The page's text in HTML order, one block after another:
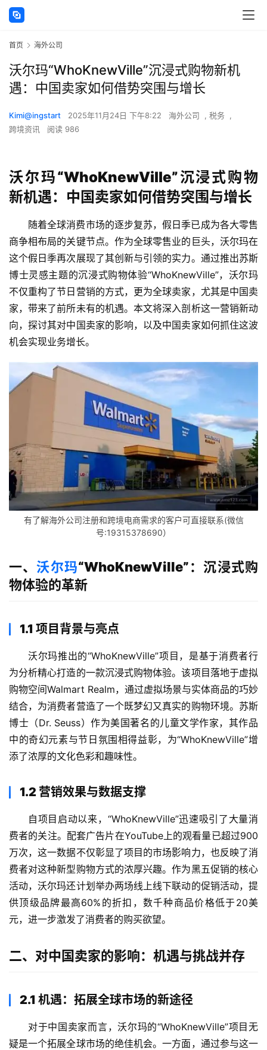
首页 海外公司
沃尔玛“WhoKnewVille”沉浸式购物新机
遇：中国卖家如何借势突围与增长
Kimi@ingstart 2025年11月24日 下午8:22 海外公司 , 税务 ,
跨境资讯
阅读 986
沃尔玛“WhoKnewVille”沉浸式购物
新机遇：中国卖家如何借势突围与增长
随着全球消费市场的逐步复苏，假日季已成为各大零售
商争相布局的关键节点。作为全球零售业的巨头，沃尔玛在
这个假日季再次展现了其创新与引领的实力。通过推出苏斯
博士灵感主题的沉浸式购物体验“WhoKnewVille”，沃尔玛
不仅重构了节日营销的方式，更为全球卖家，尤其是中国卖
家，带来了前所未有的机遇。本文将深入剖析这一营销新动
向，探讨其对中国卖家的影响，以及中国卖家如何抓住这波
机会实现业务增长。
有了解海外公司注册和跨境电商需求的客户可直接联系(微信
号:19315378690）
一、沃尔玛“WhoKnewVille”：沉浸式购
物体验的革新
1.1 项目背景与亮点
沃尔玛推出的“WhoKnewVille”项目，是基于消费者行
为分析精心打造的一款沉浸式购物体验。该项目落地于虚拟
购物空间Walmart Realm，通过虚拟场景与实体商品的巧妙
结合，为消费者营造了一个既梦幻又真实的购物环境。苏斯
博士（Dr. Seuss）作为美国著名的儿童文学作家，其作品
中的奇幻元素与节日氛围相得益彰，为“WhoKnewVille”增
添了浓厚的文化色彩和趣味性。
1.2 营销效果与数据支撑
自项目启动以来，“WhoKnewVille”迅速吸引了大量消
费者的关注。配套广告片在YouTube上的观看量已超过900
万次，这一数据不仅彰显了项目的市场影响力，也反映了消
费者对这种新型购物方式的浓厚兴趣。作为黑五促销的核心
活动，沃尔玛还计划举办两场线上线下联动的促销活动，提
供顶级品牌最高60%的折扣，数千种商品价格低于20美
元，进一步激发了消费者的购买欲望。
二、对中国卖家的影响：机遇与挑战并存
2.1 机遇：拓展全球市场的新途径
对于中国卖家而言，沃尔玛的“WhoKnewVille”项目无
疑是一个拓展全球市场的绝佳机会。一方面，通过参与这一